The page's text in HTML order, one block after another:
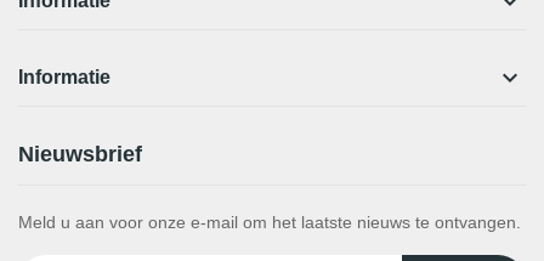
Informatie 
Nieuwsbrief
Meld u aan voor onze e-mail om het laatste nieuws te ontvangen.